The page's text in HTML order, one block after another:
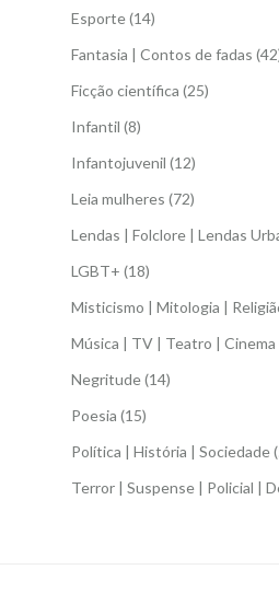
Esporte(14)
Fantasia | Contos de fadas
Ficção científica (25)
Infantil (8)
Infantojuvenil (12)
Leia mulheres (72)
Lendas | Folclore | Lendas
LGBT+ (18)
Misticismo | Mitologia |
Música | TV | Teatro | Cinema
Negritude(14)
Poesia (15)
Política | História | Sociedade
Terror | Suspense | Policial |